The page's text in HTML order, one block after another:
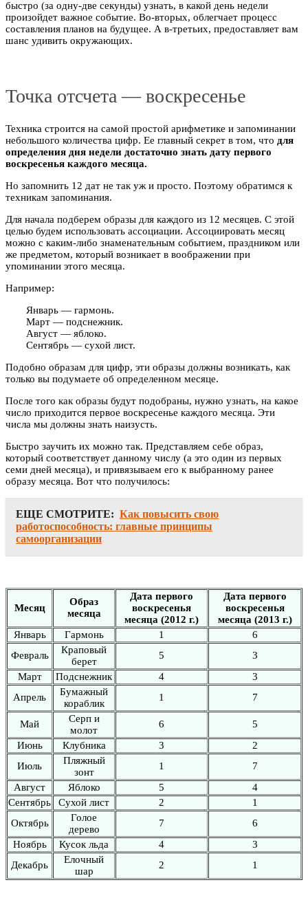
быстро (за одну-две секунды) узнать, в какой день недели
произойдет важное событие. Во-вторых, облегчает процесс
составления планов на будущее. А в-третьих, предоставляет вам
шанс удивить окружающих.
Точка отсчета — воскресенье
Техника строится на самой простой арифметике и запоминании
небольшого количества цифр. Ее главный секрет в том, что для
определения дня недели достаточно знать дату первого
воскресенья каждого месяца.
Но запомнить 12 дат не так уж и просто. Поэтому обратимся к
техникам запоминания.
Для начала подберем образы для каждого из 12 месяцев. С этой
целью будем использовать ассоциации. Ассоциировать месяц
можно с каким-либо знаменательным событием, праздником или
же предметом, который возникает в воображении при
упоминании этого месяца.
Например:
Январь — гармонь.
Март — подснежник.
Август — яблоко.
Сентябрь — сухой лист.
Подобно образам для цифр, эти образы должны возникать, как
только вы подумаете об определенном месяце.
После того как образы будут подобраны, нужно узнать, на какое
число приходится первое воскресенье каждого месяца. Эти
числа мы должны знать наизусть.
Быстро заучить их можно так. Представляем себе образ,
который соответствует данному числу (а это один из первых
семи дней месяца), и привязываем его к выбранному ранее
образу месяца. Вот что получилось:
ЕЩЕ СМОТРИТЕ: Как повысить свою
работоспособность: главные принципы
самоорганизации
Месяц
Образ
месяца
Дата первого
воскресенья
месяца (2012 г.)
Дата первого
воскресенья
месяца (2013 г.)
Январь
Гармонь 1
6
Февраль
Краповый
берет
5
3
Март
Подснежник 4
3
Апрель
Бумажный
кораблик
1 7
Май
Серп и
молот
6
5
Июнь
Клубника 3
2
Июль
Пляжный
зонт
1
7
Август
Яблоко 5
4
Сентябрь
Сухой лист 2
1
Октябрь
Голое
дерево
7
6
Ноябрь
Кусок льда 4
3
Декабрь
Елочный
шар
2 1